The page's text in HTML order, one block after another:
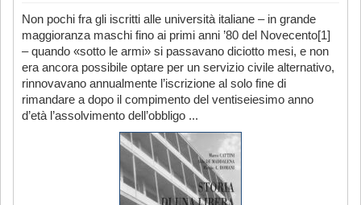
Non pochi fra gli iscritti alle università italiane – in grande
maggioranza maschi fino ai primi anni ’80 del Novecento[1]
– quando «sotto le armi» si passavano diciotto mesi, e non
era ancora possibile optare per un servizio civile alternativo,
rinnovavano annualmente l’iscrizione al solo fine di
rimandare a dopo il compimento del ventiseiesimo anno
d’età l’assolvimento dell’obbligo ...